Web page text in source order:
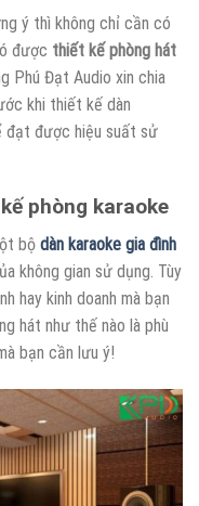
ý thì không chỉ cần có
được thiết kế phòng hát
Phú Đạt Audio xin chia
khi thiết kế dàn
đạt được hiệu suất sử
phòng karaoke
bộ dàn karaoke gia đình
không gian sử dụng. Tùy
hay kinh doanh mà bạn
hát như thế nào là phù
bạn cần lưu ý!